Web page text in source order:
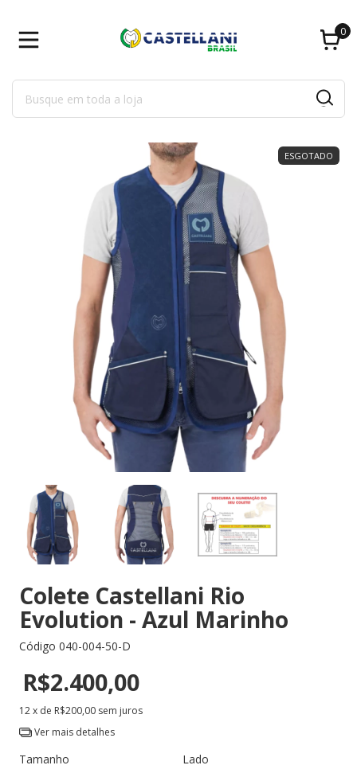
0
ESGOTADO
Colete Castellani Rio
Evolution - Azul Marinho
Código 040-004-50-D
R$2.400,00
12x de R$200,00 sem juros
Ver mais detalhes
Tamanho Lado